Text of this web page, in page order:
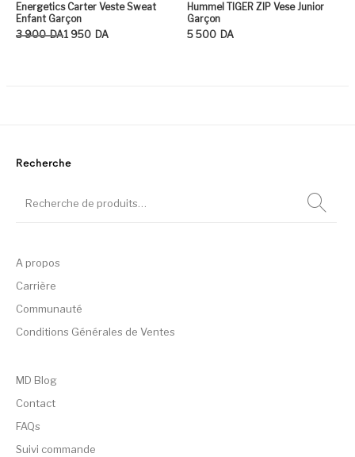
Energetics Carter Veste Sweat
Enfant Garçon
3 900 DA
Le prix initial était : 3 900DA.
1 950 DA
Le prix actuel est : 1 950DA.
Hummel TIGER ZIP Vese Junior
Garçon
5 500 DA
Recherche
A propos
Carrière
Communauté
Conditions Générales de Ventes
MD Blog
Contact
FAQs
Suivi commande